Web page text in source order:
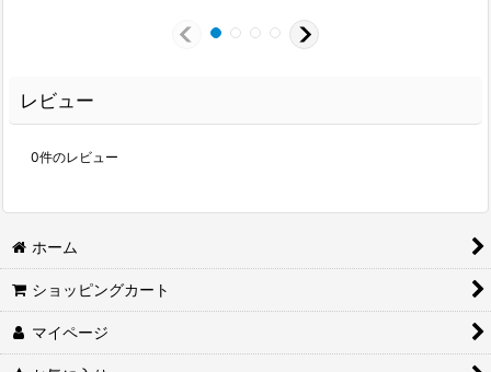
レビュー
0件のレビュー
ホーム
ショッピングカート
マイページ